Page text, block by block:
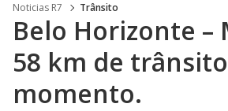
Noticias R7 Trânsito
Belo Horizonte –
58 km de
momento.